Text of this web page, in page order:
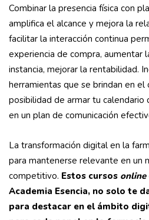
Combinar la presencia física con
amplifica el alcance y mejora la
facilitar la interacción continua
experiencia de compra, aumentar
instancia, mejorar la rentabilidad.
herramientas que se brindan en el
posibilidad de armar tu calendario
en un plan de comunicación
La transformación digital en la
para mantenerse relevante en un
competitivo. Estos cursos online
Academia Esencia, no solo te
para destacar en el ámbito